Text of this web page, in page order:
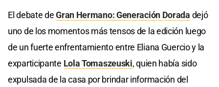
El debate deGran Hermano: Generación Dorada dejó
uno de los momentos más tensos de la edición luego
de un fuerte enfrentamiento entre Eliana Guercio y la
exparticipante Lola Tomaszeuski, quien había sido
expulsada de la casa por brindar información del